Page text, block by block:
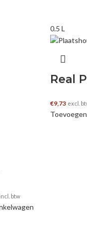
incl. btw
0.5 L
Real
€9,73 excl.